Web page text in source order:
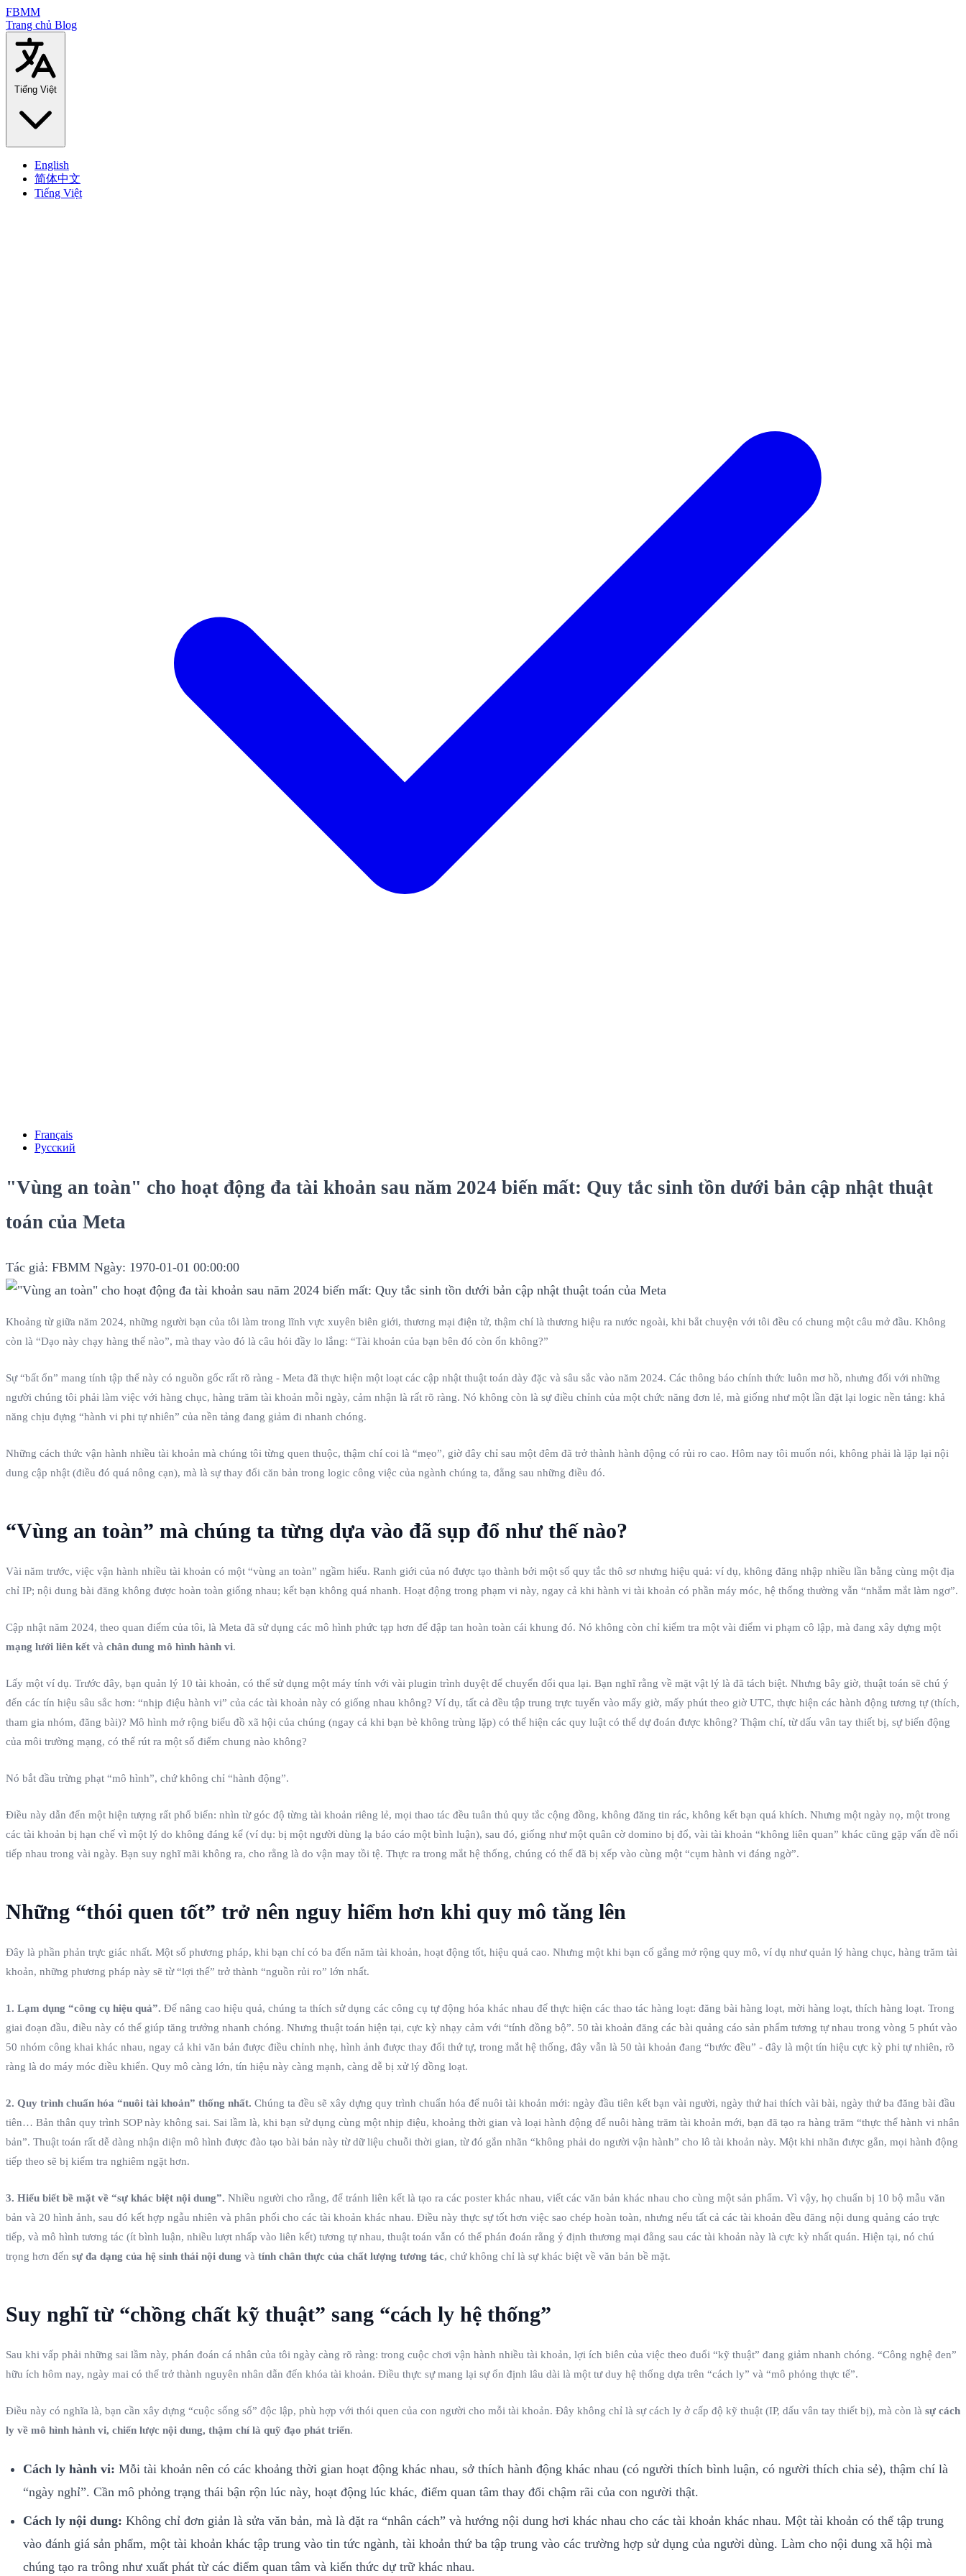
FBMM
Trang chủ Blog
Tiếng Việt
English
简体中文
Tiếng Việt
Français
Русский
"Vùng an toàn" cho hoạt động đa tài khoản sau năm 2024 biến mất: Quy tắc sinh tồn dưới bản cập nhật thuật
toán của Meta
Tác giả: FBMM Ngày: 1970-01-01 00:00:00
Khoảng từ giữa năm 2024, những người bạn của tôi làm trong lĩnh vực xuyên biên giới, thương mại điện tử, thậm chí là thương hiệu ra nước ngoài, khi bắt chuyện với tôi đều có chung một câu mở đầu. Không
còn là “Dạo này chạy hàng thế nào”, mà thay vào đó là câu hỏi đầy lo lắng: “Tài khoản của bạn bên đó còn ổn không?”
Sự “bất ổn” mang tính tập thể này có nguồn gốc rất rõ ràng - Meta đã thực hiện một loạt các cập nhật thuật toán dày đặc và sâu sắc vào năm 2024. Các thông báo chính thức luôn mơ hồ, nhưng đối với những
người chúng tôi phải làm việc với hàng chục, hàng trăm tài khoản mỗi ngày, cảm nhận là rất rõ ràng. Nó không còn là sự điều chỉnh của một chức năng đơn lẻ, mà giống như một lần đặt lại logic nền tảng: khả
năng chịu đựng “hành vi phi tự nhiên” của nền tảng đang giảm đi nhanh chóng.
Những cách thức vận hành nhiều tài khoản mà chúng tôi từng quen thuộc, thậm chí coi là “mẹo”, giờ đây chỉ sau một đêm đã trở thành hành động có rủi ro cao. Hôm nay tôi muốn nói, không phải là lặp lại nội
dung cập nhật (điều đó quá nông cạn), mà là sự thay đổi căn bản trong logic công việc của ngành chúng ta, đằng sau những điều đó.
“Vùng an toàn” mà chúng ta từng dựa vào đã sụp đổ như thế nào?
Vài năm trước, việc vận hành nhiều tài khoản có một “vùng an toàn” ngầm hiểu. Ranh giới của nó được tạo thành bởi một số quy tắc thô sơ nhưng hiệu quả: ví dụ, không đăng nhập nhiều lần bằng cùng một địa
chỉ IP; nội dung bài đăng không được hoàn toàn giống nhau; kết bạn không quá nhanh. Hoạt động trong phạm vi này, ngay cả khi hành vi tài khoản có phần máy móc, hệ thống thường vẫn “nhắm mắt làm ngơ”.
Cập nhật năm 2024, theo quan điểm của tôi, là Meta đã sử dụng các mô hình phức tạp hơn để đập tan hoàn toàn cái khung đó. Nó không còn chỉ kiểm tra một vài điểm vi phạm cô lập, mà đang xây dựng một
mạng lưới liên kết và chân dung mô hình hành vi.
Lấy một ví dụ. Trước đây, bạn quản lý 10 tài khoản, có thể sử dụng một máy tính với vài plugin trình duyệt để chuyển đổi qua lại. Bạn nghĩ rằng về mặt vật lý là đã tách biệt. Nhưng bây giờ, thuật toán sẽ chú ý
đến các tín hiệu sâu sắc hơn: “nhịp điệu hành vi” của các tài khoản này có giống nhau không? Ví dụ, tất cả đều tập trung trực tuyến vào mấy giờ, mấy phút theo giờ UTC, thực hiện các hành động tương tự (thích,
tham gia nhóm, đăng bài)? Mô hình mở rộng biểu đồ xã hội của chúng (ngay cả khi bạn bè không trùng lặp) có thể hiện các quy luật có thể dự đoán được không? Thậm chí, từ dấu vân tay thiết bị, sự biến động
của môi trường mạng, có thể rút ra một số điểm chung nào không?
Nó bắt đầu trừng phạt “mô hình”, chứ không chỉ “hành động”.
Điều này dẫn đến một hiện tượng rất phổ biến: nhìn từ góc độ từng tài khoản riêng lẻ, mọi thao tác đều tuân thủ quy tắc cộng đồng, không đăng tin rác, không kết bạn quá khích. Nhưng một ngày nọ, một trong
các tài khoản bị hạn chế vì một lý do không đáng kể (ví dụ: bị một người dùng lạ báo cáo một bình luận), sau đó, giống như một quân cờ domino bị đổ, vài tài khoản “không liên quan” khác cũng gặp vấn đề nối
tiếp nhau trong vài ngày. Bạn suy nghĩ mãi không ra, cho rằng là do vận may tồi tệ. Thực ra trong mắt hệ thống, chúng có thể đã bị xếp vào cùng một “cụm hành vi đáng ngờ”.
Những “thói quen tốt” trở nên nguy hiểm hơn khi quy mô tăng lên
Đây là phần phản trực giác nhất. Một số phương pháp, khi bạn chỉ có ba đến năm tài khoản, hoạt động tốt, hiệu quả cao. Nhưng một khi bạn cố gắng mở rộng quy mô, ví dụ như quản lý hàng chục, hàng trăm tài
khoản, những phương pháp này sẽ từ “lợi thế” trở thành “nguồn rủi ro” lớn nhất.
1. Lạm dụng “công cụ hiệu quả”. Để nâng cao hiệu quả, chúng ta thích sử dụng các công cụ tự động hóa khác nhau để thực hiện các thao tác hàng loạt: đăng bài hàng loạt, mời hàng loạt, thích hàng loạt. Trong
giai đoạn đầu, điều này có thể giúp tăng trưởng nhanh chóng. Nhưng thuật toán hiện tại, cực kỳ nhạy cảm với “tính đồng bộ”. 50 tài khoản đăng các bài quảng cáo sản phẩm tương tự nhau trong vòng 5 phút vào
50 nhóm công khai khác nhau, ngay cả khi văn bản được điều chỉnh nhẹ, hình ảnh được thay đổi thứ tự, trong mắt hệ thống, đây vẫn là 50 tài khoản đang “bước đều” - đây là một tín hiệu cực kỳ phi tự nhiên, rõ
ràng là do máy móc điều khiển. Quy mô càng lớn, tín hiệu này càng mạnh, càng dễ bị xử lý đồng loạt.
2. Quy trình chuẩn hóa “nuôi tài khoản” thống nhất. Chúng ta đều sẽ xây dựng quy trình chuẩn hóa để nuôi tài khoản mới: ngày đầu tiên kết bạn vài người, ngày thứ hai thích vài bài, ngày thứ ba đăng bài đầu
tiên… Bản thân quy trình SOP này không sai. Sai lầm là, khi bạn sử dụng cùng một nhịp điệu, khoảng thời gian và loại hành động để nuôi hàng trăm tài khoản mới, bạn đã tạo ra hàng trăm “thực thể hành vi nhân
bản”. Thuật toán rất dễ dàng nhận diện mô hình được đào tạo bài bản này từ dữ liệu chuỗi thời gian, từ đó gắn nhãn “không phải do người vận hành” cho lô tài khoản này. Một khi nhãn được gắn, mọi hành động
tiếp theo sẽ bị kiểm tra nghiêm ngặt hơn.
3. Hiểu biết bề mặt về “sự khác biệt nội dung”. Nhiều người cho rằng, để tránh liên kết là tạo ra các poster khác nhau, viết các văn bản khác nhau cho cùng một sản phẩm. Vì vậy, họ chuẩn bị 10 bộ mẫu văn
bản và 20 hình ảnh, sau đó kết hợp ngẫu nhiên và phân phối cho các tài khoản khác nhau. Điều này thực sự tốt hơn việc sao chép hoàn toàn, nhưng nếu tất cả các tài khoản đều đăng nội dung quảng cáo trực
tiếp, và mô hình tương tác (ít bình luận, nhiều lượt nhấp vào liên kết) tương tự nhau, thuật toán vẫn có thể phán đoán rằng ý định thương mại đằng sau các tài khoản này là cực kỳ nhất quán. Hiện tại, nó chú
trọng hơn đến sự đa dạng của hệ sinh thái nội dung và tính chân thực của chất lượng tương tác, chứ không chỉ là sự khác biệt về văn bản bề mặt.
Suy nghĩ từ “chồng chất kỹ thuật” sang “cách ly hệ thống”
Sau khi vấp phải những sai lầm này, phán đoán cá nhân của tôi ngày càng rõ ràng: trong cuộc chơi vận hành nhiều tài khoản, lợi ích biên của việc theo đuổi “kỹ thuật” đang giảm nhanh chóng. “Công nghệ đen”
hữu ích hôm nay, ngày mai có thể trở thành nguyên nhân dẫn đến khóa tài khoản. Điều thực sự mang lại sự ổn định lâu dài là một tư duy hệ thống dựa trên “cách ly” và “mô phỏng thực tế”.
Điều này có nghĩa là, bạn cần xây dựng “cuộc sống số” độc lập, phù hợp với thói quen của con người cho mỗi tài khoản. Đây không chỉ là sự cách ly ở cấp độ kỹ thuật (IP, dấu vân tay thiết bị), mà còn là sự cách
ly về mô hình hành vi, chiến lược nội dung, thậm chí là quỹ đạo phát triển.
Cách ly hành vi: Mỗi tài khoản nên có các khoảng thời gian hoạt động khác nhau, sở thích hành động khác nhau (có người thích bình luận, có người thích chia sẻ), thậm chí là
“ngày nghỉ”. Cần mô phỏng trạng thái bận rộn lúc này, hoạt động lúc khác, điểm quan tâm thay đổi chậm rãi của con người thật.
Cách ly nội dung: Không chỉ đơn giản là sửa văn bản, mà là đặt ra “nhân cách” và hướng nội dung hơi khác nhau cho các tài khoản khác nhau. Một tài khoản có thể tập trung
vào đánh giá sản phẩm, một tài khoản khác tập trung vào tin tức ngành, tài khoản thứ ba tập trung vào các trường hợp sử dụng của người dùng. Làm cho nội dung xã hội mà
chúng tạo ra trông như xuất phát từ các điểm quan tâm và kiến thức dự trữ khác nhau.